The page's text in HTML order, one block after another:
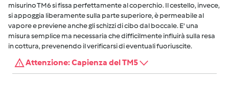
misurino TM6 si fissa perfettamente al coperchio. Il cestello, invece,
si appoggia liberamente sulla parte superiore, è permeabile al
vapore e previene anche gli schizzi di cibo dal boccale. E' una
misura semplice ma necessaria che difficilmente influirà sulla resa
in cottura, prevenendo il verificarsi di eventuali fuoriuscite.
Attenzione: Capienza del TM5